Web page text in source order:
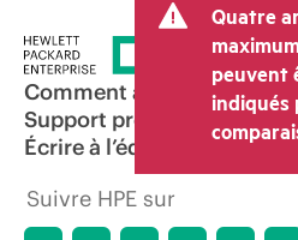
tels que la TVA ou les
et les frais
transaction déterminé
peut varier par
revendeurs et au prix
Les prix indicatifs
offres promotionnelles
temps. HPE se réserve
les prix à tout
raisons, notamment,
Quatre
peuvent
indiqués
Comment acheter
Support produit
Écrire à l’équipe
Suivre HPE sur